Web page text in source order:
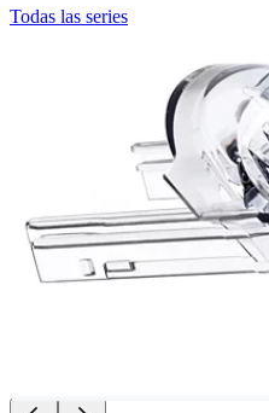
Todas las series